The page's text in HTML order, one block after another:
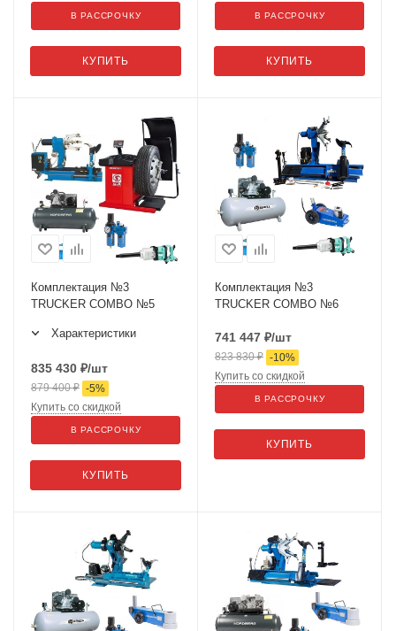
КУПИТЬ
В РАССРОЧКУ
КУПИТЬ
В РАССРОЧКУ
Комплектация №3
TRUCKER COMBO №5
Характеристики
835 430 ₽/шт
879 400₽ -5%
КУПИТЬ
Купить со скидкой
В РАССРОЧКУ
Комплектация №3
TRUCKER COMBO №6
741 447 ₽/шт
823 830₽ -10%
КУПИТЬ
Купить со скидкой
В РАССРОЧКУ